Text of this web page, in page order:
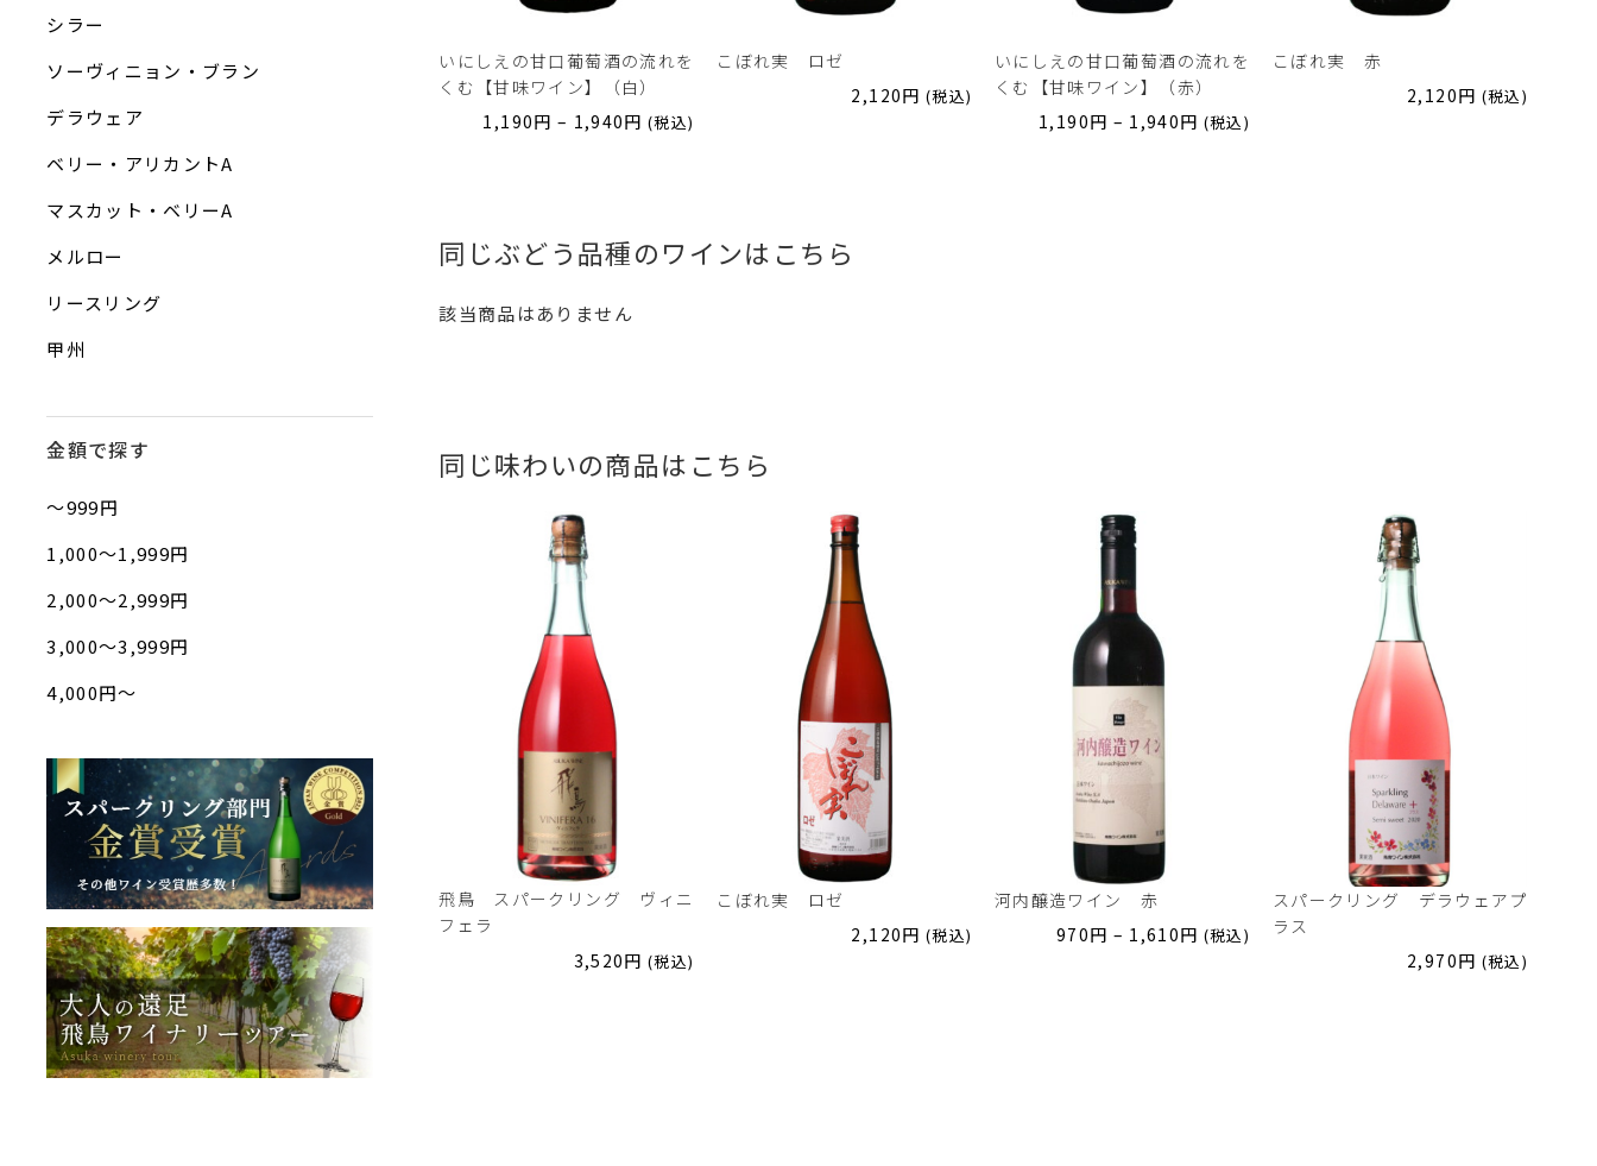
いにしえの甘口葡萄酒の流れを
くむ【甘味ワイン】（白）
1,190円 – 1,940円 価
–
(税込)
こぼれ実 ロゼ
2,120円 (税込)
いにしえの甘口葡萄酒の流れを
くむ【甘味ワイン】（赤）
1,190円 – 1,940円 価
(税込)
こぼれ実 赤
2,120円 (税込)
同じぶどう品種のワインはこちら
該当商品はありません
同じ味わいの商品はこちら
飛鳥 スパークリング ヴィニ
フェラ
3,520円 (税込)
こぼれ実 ロゼ
2,120円 (税込)
河内醸造ワイン 赤
970円 – 1,610円 価
(税込)
スパークリング デラウェアプ
ラス
2,970円 (税込)
シラー
ソーヴィニョン・ブラン
デラウェア
ベリー・アリカントA
マスカット・ベリーA
メルロー
リースリング
甲州
金額で探す
〜999円
1,000〜1,999円
2,000〜2,999円
3,000〜3,999円
4,000円〜